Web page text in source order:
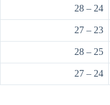
24 – 28
23 – 27
25 – 28
24 – 27